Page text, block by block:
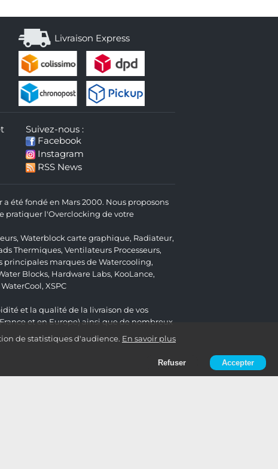
de statistiques d'audience. En savoir plus
Refuser Accepter
Livraison Express
Suivez-nous :
Facebook
Instagram
RSS News
été fondé en Mars 2000. Nous proposons
pratiquer l'Overclocking de votre
, Waterblock carte graphique, Radiateur,
Thermiques, Ventilateurs Processeurs,
principales marques de Watercooling,
Blocks, Hardware Labs, KooLance,
WaterCool, XSPC
et la qualité de la livraison de vos
et en Europe) ainsi que de nombreux